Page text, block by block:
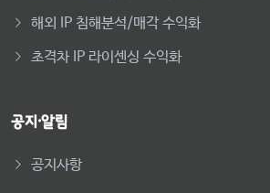
해외 IP 침해분석/매각 수익화
초격차 IP 라이센싱 수익화
공지·알림
공지사항